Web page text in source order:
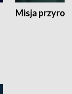
Misja